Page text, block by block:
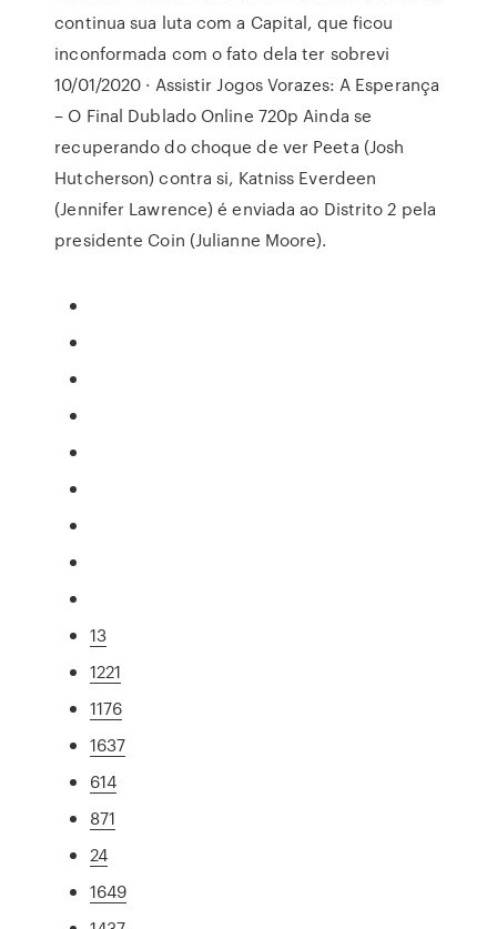
continua sua luta com a Capital, que ficou
inconformada com o fato dela ter sobrevi
10/01/2020 · Assistir Jogos Vorazes: A Esperança
– O Final Dublado Online 720p Ainda se
recuperando do choque de ver Peeta (Josh
Hutcherson) contra si, Katniss Everdeen
(Jennifer Lawrence) é enviada ao Distrito 2 pela
presidente Coin (Julianne Moore).
13
1221
1176
1637
614
871
24
1649